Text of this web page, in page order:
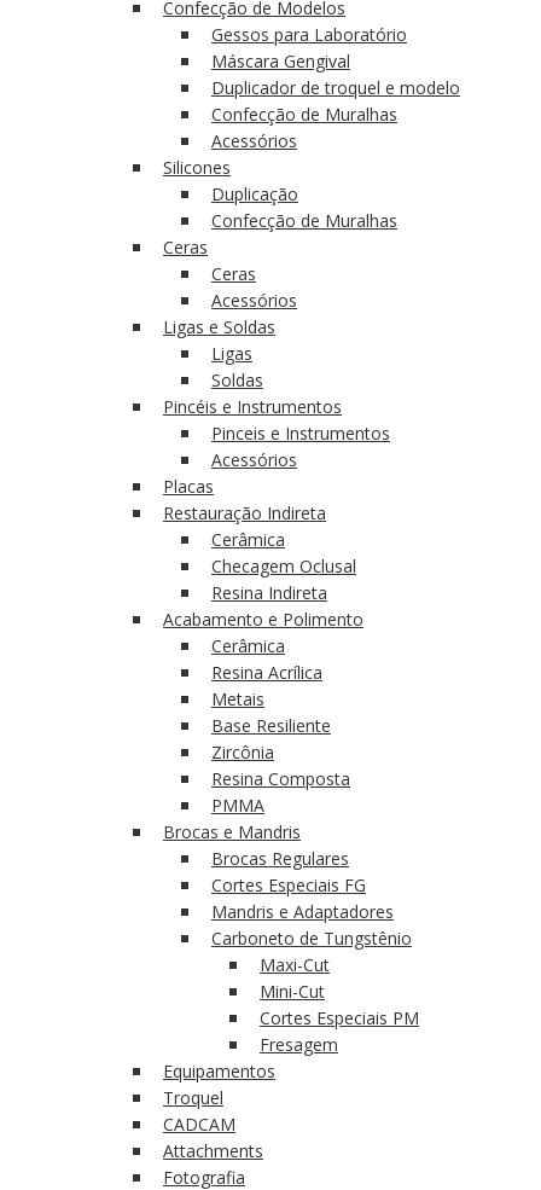
Confecção de Modelos
Gessos para Laboratório
Máscara Gengival
Duplicador de troquel e modelo
Confecção de Muralhas
Acessórios
Silicones
Duplicação
Confecção de Muralhas
Ceras
Ceras
Acessórios
Ligas e Soldas
Ligas
Soldas
Pincéis e Instrumentos
Pinceis e Instrumentos
Acessórios
Placas
Restauração Indireta
Cerâmica
Checagem Oclusal
Resina Indireta
Acabamento e Polimento
Cerâmica
Resina Acrílica
Metais
Base Resiliente
Zircônia
Resina Composta
PMMA
Brocas e Mandris
Brocas Regulares
Cortes Especiais FG
Mandris e Adaptadores
Carboneto de Tungstênio
Maxi-Cut
Mini-Cut
Cortes Especiais PM
Fresagem
Equipamentos
Troquel
CADCAM
Attachments
Fotografia